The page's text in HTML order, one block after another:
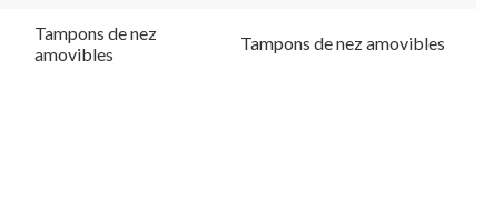
Tampons de nez
amovibles
Tampons de nez amovibles